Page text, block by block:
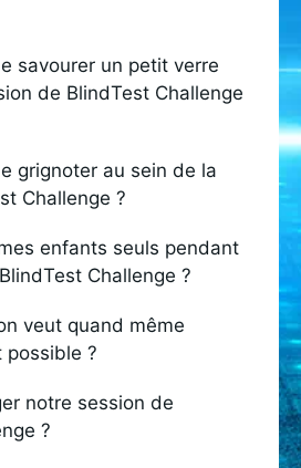
savourer un petit verre
de BlindTest Challenge
grignoter au sein de la
Challenge ?
enfants seuls pendant
Challenge ?
veut quand même
possible ?
notre session de
?